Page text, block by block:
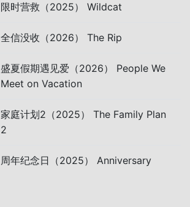
限时营救（2025） Wildcat
全信没收（2026） The Rip
盛夏假期遇见爱（2026） People We
Meet on Vacation
家庭计划2（2025） The Family Plan
2
周年纪念日（2025） Anniversary